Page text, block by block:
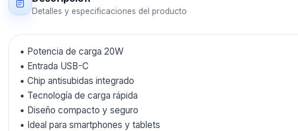
Detalles y especificaciones del producto
• Potencia de carga 20W
• Entrada USB-C
• Chip antisubidas integrado
• Tecnología de carga rápida
• Diseño compacto y seguro
• Ideal para smartphones y tablets